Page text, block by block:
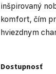
inšpirovaný
komfort, čím
hviezdnym
Dostupnosť